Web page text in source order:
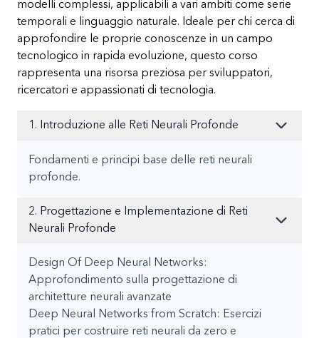
modelli complessi, applicabili a vari ambiti come serie
temporali e linguaggio naturale. Ideale per chi cerca di
approfondire le proprie conoscenze in un campo
tecnologico in rapida evoluzione, questo corso
rappresenta una risorsa preziosa per sviluppatori,
ricercatori e appassionati di tecnologia.
1. Introduzione alle Reti Neurali Profonde
Fondamenti e principi base delle reti neurali
profonde.
2. Progettazione e Implementazione di Reti
Neurali Profonde
Design Of Deep Neural Networks:
Approfondimento sulla progettazione di
architetture neurali avanzate
Deep Neural Networks from Scratch: Esercizi
pratici per costruire reti neurali da zero e